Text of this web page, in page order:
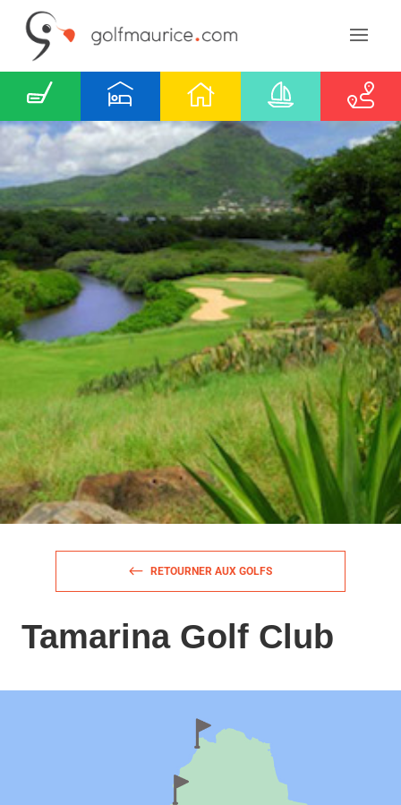
RETOURNER AUX GOLFS
Tamarina Golf Club